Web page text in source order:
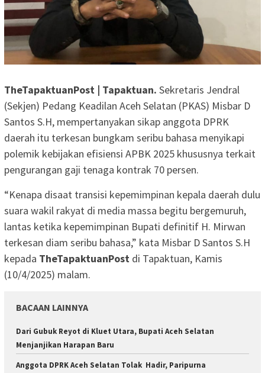
TheTapaktuanPost | Tapaktuan. Sekretaris Jendral
(Sekjen) Pedang Keadilan Aceh Selatan (PKAS) Misbar D
Santos S.H, mempertanyakan sikap anggota DPRK
daerah itu terkesan bungkam seribu bahasa menyikapi
polemik kebijakan efisiensi APBK 2025 khususnya terkait
pengurangan gaji tenaga kontrak 70 persen.
“Kenapa disaat transisi kepemimpinan kepala daerah dulu
suara wakil rakyat di media massa begitu bergemuruh,
lantas ketika kepemimpinan Bupati definitif H. Mirwan
terkesan diam seribu bahasa,” kata Misbar D Santos S.H
kepada TheTapaktuanPost di Tapaktuan, Kamis
(10/4/2025) malam.
BACAAN LAINNYA
Dari Gubuk Reyot di Kluet Utara, Bupati Aceh Selatan
Menjanjikan Harapan Baru
Anggota DPRK Aceh Selatan Tolak Hadir, Paripurna